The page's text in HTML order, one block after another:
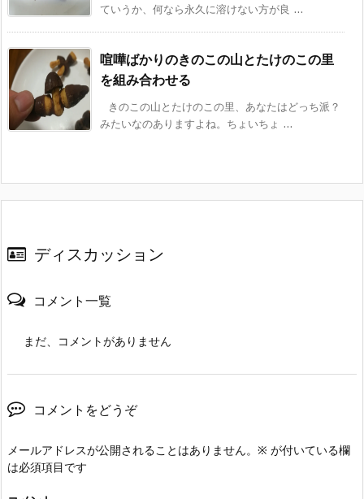
ていうか、何なら永久に溶けない方が良 ...
喧嘩ばかりのきのこの山とたけのこの里
を組み合わせる
きのこの山とたけのこの里、あなたはどっち派？
みたいなのありますよね。ちょいちょ ...
ディスカッション
コメント一覧
まだ、コメントがありません
コメントをどうぞ
メールアドレスが公開されることはありません。 ※ が付いている欄
は必須項目です